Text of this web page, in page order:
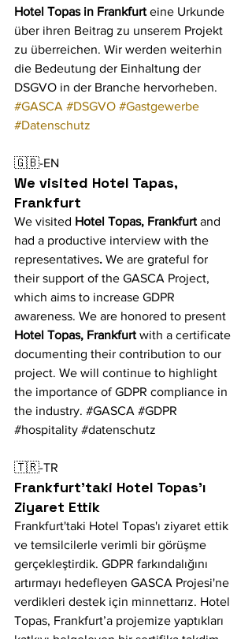
Hotel Topas in Frankfurt eine Urkunde
über ihren Beitrag zu unserem Projekt
zu überreichen. Wir werden weiterhin
die Bedeutung der Einhaltung der
DSGVO in der Branche hervorheben.
#GASCA #DSGVO #Gastgewerbe
#Datenschutz
🇬🇧-EN
We visited Hotel Tapas,
Frankfurt
We visited Hotel Topas, Frankfurt and
had a productive interview with the
representatives. We are grateful for
their support of the GASCA Project,
which aims to increase GDPR
awareness. We are honored to present
Hotel Topas, Frankfurt with a certificate
documenting their contribution to our
project. We will continue to highlight
the importance of GDPR compliance in
the industry. #GASCA #GDPR
#hospitality #datenschutz
🇹🇷-TR
Frankfurt'taki Hotel Topas'ı
Ziyaret Ettik
Frankfurt'taki Hotel Topas'ı ziyaret ettik
ve temsilcilerle verimli bir görüşme
gerçekleştirdik. GDPR farkındalığını
artırmayı hedefleyen GASCA Projesi'ne
verdikleri destek için minnettarız. Hotel
Topas, Frankfurt’a projemize yaptıkları